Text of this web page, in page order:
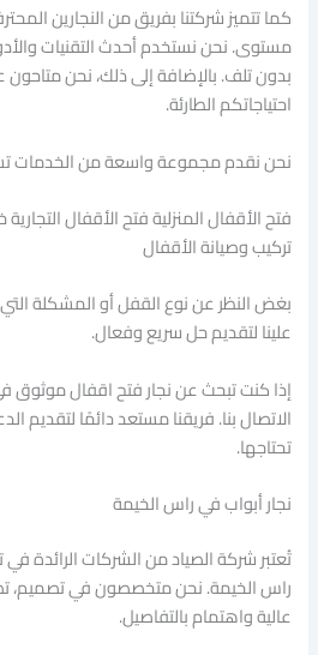
كما تتميز شركتنا بفريق من النجارين
مستوى. نحن نستخدم أحدث التقنيات
بدون تلف. بالإضافة إلى ذلك، نحن متاحون
احتياجاتكم الطارئة.
نحن نقدم مجموعة واسعة من الخدمات
فتح الأقفال المنزلية فتح الأقفال
تركيب وصيانة الأقفال
بغض النظر عن نوع القفل أو المشكلة
علينا لتقديم حل سريع وفعال.
إذا كنت تبحث عن نجار فتح اقفال موثوق
الاتصال بنا. فريقنا مستعد دائمًا لتقديم
تحتاجها.
نجار أبواب في راس الخيمة
تُعتبر شركة الصياد من الشركات الرائدة
راس الخيمة. نحن متخصصون في تصميم،
عالية واهتمام بالتفاصيل.